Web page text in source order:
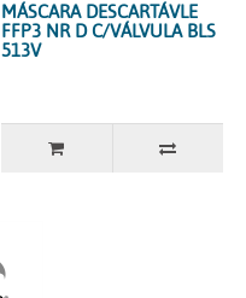
MÁSCARA DESCARTÁVLE
FFP3 NR D C/VÁLVULA BLS
513V